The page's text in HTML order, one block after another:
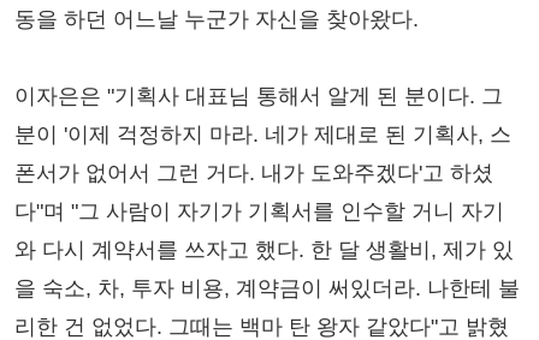
동을 하던 어느날 누군가 자신을 찾아왔다.
이자은은 "기획사 대표님 통해서 알게 된 분이다. 그
분이 '이제 걱정하지 마라. 네가 제대로 된 기획사, 스
폰서가 없어서 그런 거다. 내가 도와주겠다'고 하셨
다"며 "그 사람이 자기가 기획서를 인수할 거니 자기
와 다시 계약서를 쓰자고 했다. 한 달 생활비, 제가 있
을 숙소, 차, 투자 비용, 계약금이 써있더라. 나한테 불
리한 건 없었다. 그때는 백마 탄 왕자 같았다"고 밝혔